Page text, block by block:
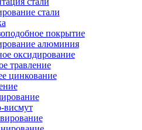
стали
покрытие
алюминия
оксидирование
травление
цинкование
висмут